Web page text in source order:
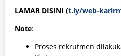
LAMAR DISINI (t.ly/web-
Note:
Proses rekrutmen